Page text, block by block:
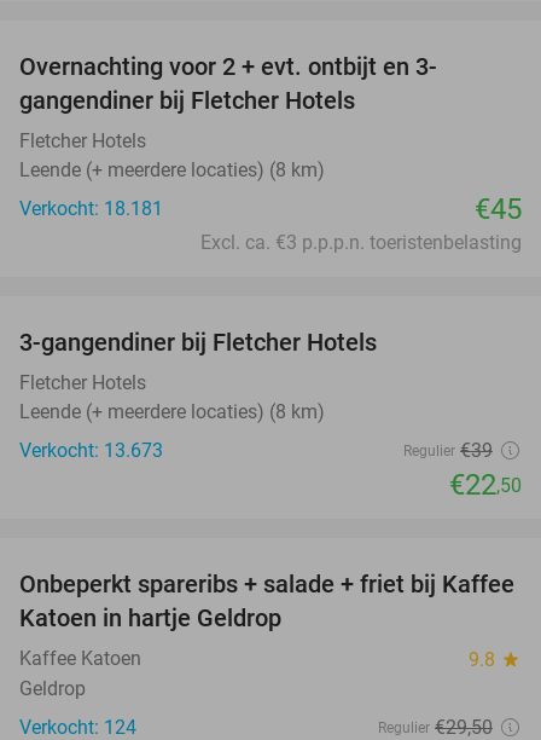
Overnachting voor 2 + evt. ontbijt en 3-
gangendiner bij Fletcher Hotels
Fletcher Hotels
Leende (+ meerdere locaties) (8 km)
Verkocht: 18.181
€45
Excl. ca. €3 p.p.p.n. toeristenbelasting
3-gangendiner bij Fletcher Hotels
Fletcher Hotels
Leende (+ meerdere locaties) (8 km)
Verkocht: 13.673
Regulier €39
€22,50
27%
Onbeperkt spareribs + salade + friet bij Kaffee
Katoen in hartje Geldrop
Kaffee Katoen 9.8 star
Geldrop
Verkocht: 124
Regulier €29,50